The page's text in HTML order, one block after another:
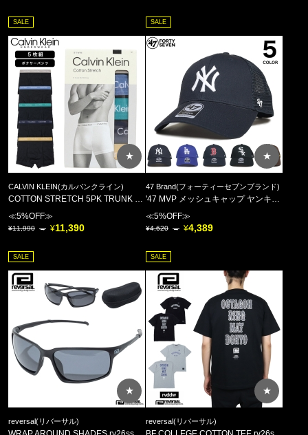
SALE
★
CALVIN KLEIN(カルバンクライン)
≪5%OFF≫
11,990 11,390
SALE
★
47 Brand(フォーティーセブンブランド)
≪5%OFF≫
4,620 4,389
SALE
★
reversal(リバーサル)
SALE
★
reversal(リバーサル)